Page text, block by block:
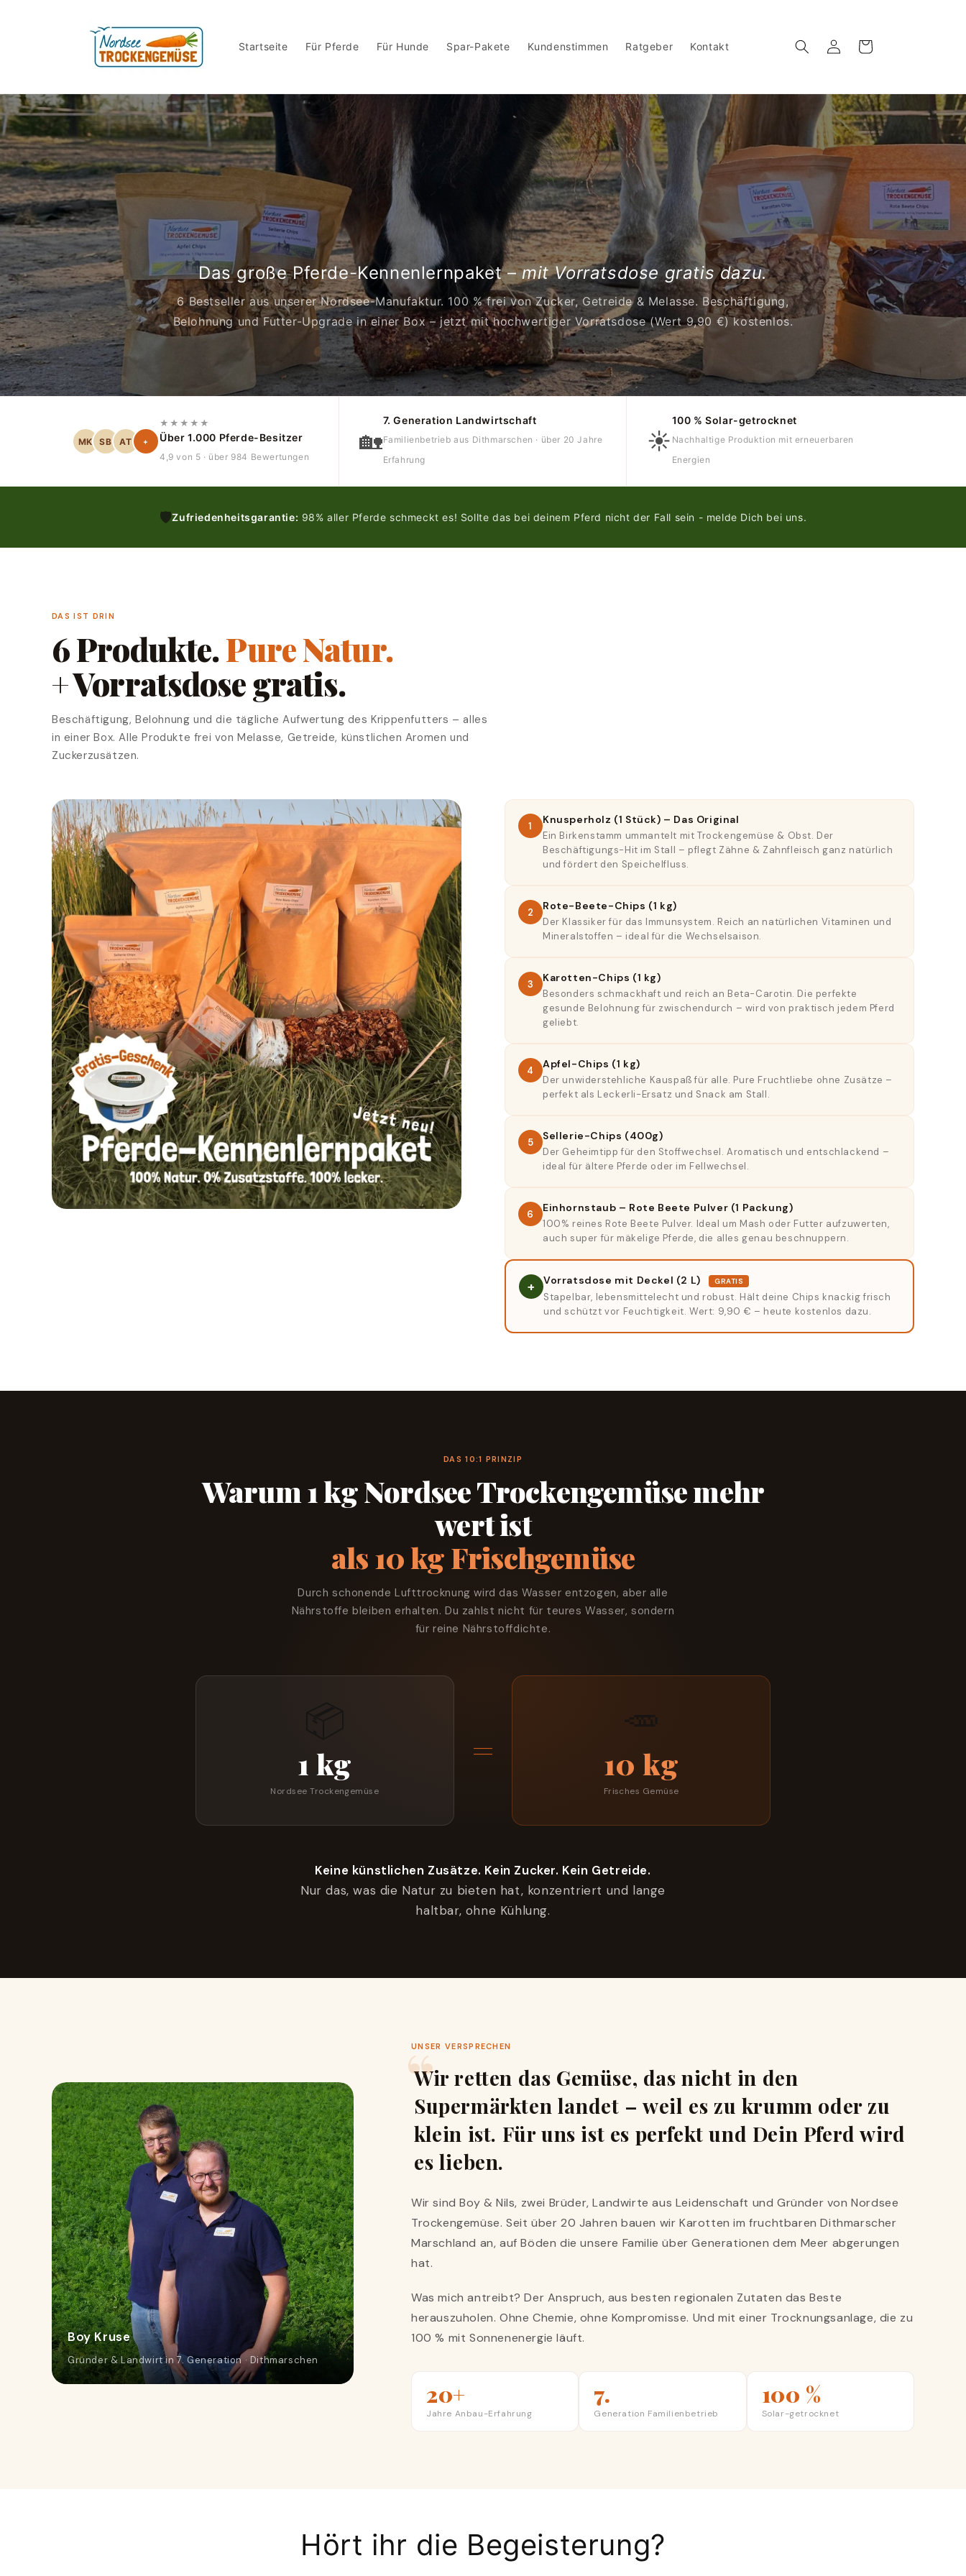
Startseite Für Pferde Für Hunde Spar-Pakete Kundenstimmen Ratgeber Kontakt EinloggenWarenkorb
Das große Pferde-Kennenlernpaket –mit Vorratsdose gratis dazu.
6 Bestseller aus unserer Nordsee-Manufaktur. 100 % frei von Zucker, Getreide & Melasse. Beschäftigung,
Belohnung und Futter-Upgrade in einer Box – jetzt mit hochwertiger Vorratsdose (Wert 9,90 €) kostenlos.
MK SB AT +
★★★★★
Über 1.000 Pferde-Besitzer
4,9 von 5 · über 984 Bewertungen
🏡
7. Generation Landwirtschaft
Familienbetrieb aus Dithmarschen · über 20 Jahre
Erfahrung
☀️
100 % Solar-getrocknet
Nachhaltige Produktion mit erneuerbaren
Energien
🛡️Zufriedenheitsgarantie: 98% aller Pferde schmeckt es! Sollte das bei deinem Pferd nicht der Fall sein - melde Dich bei uns.
DAS IST DRIN
6 Produkte.Pure Natur.
+ Vorratsdose gratis.
Beschäftigung, Belohnung und die tägliche Aufwertung des Krippenfutters – alles
in einer Box. Alle Produkte frei von Melasse, Getreide, künstlichen Aromen und
Zuckerzusätzen.
1 Knusperholz (1 Stück) – Das Original
Ein Birkenstamm ummantelt mit Trockengemüse & Obst. Der
Beschäftigungs-Hit im Stall – pflegt Zähne & Zahnfleisch ganz natürlich
und fördert den Speichelfluss.
2 Rote-Beete-Chips (1 kg)
Der Klassiker für das Immunsystem. Reich an natürlichen Vitaminen und
Mineralstoffen – ideal für die Wechselsaison.
3 Karotten-Chips (1 kg)
Besonders schmackhaft und reich an Beta-Carotin. Die perfekte
gesunde Belohnung für zwischendurch – wird von praktisch jedem Pferd
geliebt.
4 Apfel-Chips (1 kg)
Der unwiderstehliche Kauspaß für alle. Pure Fruchtliebe ohne Zusätze –
perfekt als Leckerli-Ersatz und Snack am Stall.
5 Sellerie-Chips (400g)
Der Geheimtipp für den Stoffwechsel. Aromatisch und entschlackend –
ideal für ältere Pferde oder im Fellwechsel.
6 Einhornstaub – Rote Beete Pulver (1 Packung)
100% reines Rote Beete Pulver. Ideal um Mash oder Futter aufzuwerten,
auch super für mäkelige Pferde, die alles genau beschnuppern.
+ Vorratsdose mit Deckel (2 L) GRATIS
Stapelbar, lebensmittelecht und robust. Hält deine Chips knackig frisch
und schützt vor Feuchtigkeit. Wert: 9,90 € – heute kostenlos dazu.
DAS 10:1 PRINZIP
Warum 1 kg Nordsee Trockengemüse mehr
wert ist
als 10 kg Frischgemüse
Durch schonende Lufttrocknung wird das Wasser entzogen, aber alle
Nährstoffe bleiben erhalten. Du zahlst nicht für teures Wasser, sondern
für reine Nährstoffdichte.
1 kg
Nordsee Trockengemüse
=
🥕
10 kg
Frisches Gemüse
Keine künstlichen Zusätze. Kein Zucker. Kein Getreide.
Nur das, was die Natur zu bieten hat, konzentriert und lange
haltbar, ohne Kühlung.
Boy Kruse
Gründer & Landwirt in 7. Generation · Dithmarschen
UNSER VERSPRECHEN
Wir retten das Gemüse, das nicht in den
Supermärkten landet – weil es zu krumm oder zu
klein ist. Für uns ist es perfekt und Dein Pferd wird
es lieben.
Wir sind Boy & Nils, zwei Brüder, Landwirte aus Leidenschaft und Gründer von Nordsee
Trockengemüse. Seit über 20 Jahren bauen wir Karotten im fruchtbaren Dithmarscher
Marschland an, auf Böden die unsere Familie über Generationen dem Meer abgerungen
hat.
Was mich antreibt? Der Anspruch, aus besten regionalen Zutaten das Beste
herauszuholen. Ohne Chemie, ohne Kompromisse. Und mit einer Trocknungsanlage, die zu
100 % mit Sonnenenergie läuft.
20+
Jahre Anbau-Erfahrung
7.
Generation Familienbetrieb
100 %
Solar-getrocknet
Hört ihr die Begeisterung?